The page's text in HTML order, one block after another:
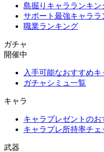
島掘りキャラランキン
サポート最強キャララ
職業ランキング
ガチャ
開催中
入手可能なおすすめキ
ガチャシミュ一覧
キャラ
キャラプレゼントのお
キャラプレ所持率チェ
武器